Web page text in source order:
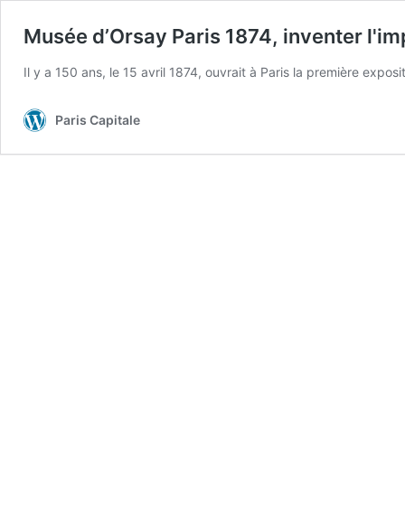
Musée d’Orsay Paris 1874, inventer
Il y a 150 ans, le 15 avril 1874, ouvrait à Paris la première
Paris Capitale